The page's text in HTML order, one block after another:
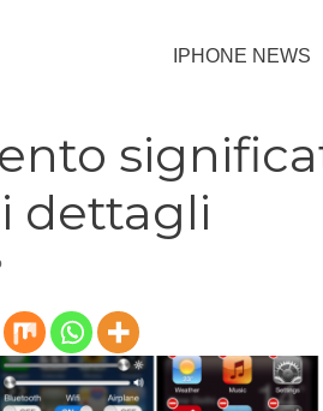
IPHONE NEWS
dettagli